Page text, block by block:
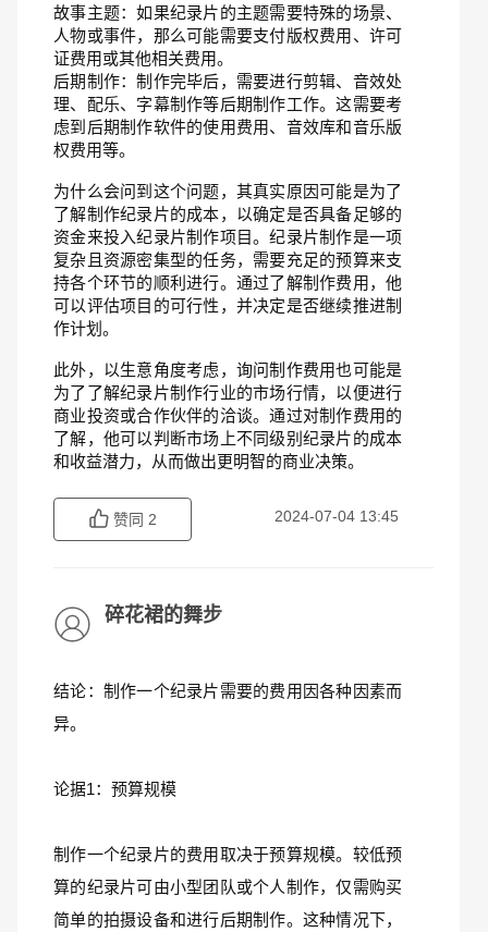
故事主题：如果纪录片的主题需要特殊的场景、
人物或事件，那么可能需要支付版权费用、许可
证费用或其他相关费用。
后期制作：制作完毕后，需要进行剪辑、音效处
理、配乐、字幕制作等后期制作工作。这需要考
虑到后期制作软件的使用费用、音效库和音乐版
权费用等。
为什么会问到这个问题，其真实原因可能是为了
了解制作纪录片的成本，以确定是否具备足够的
资金来投入纪录片制作项目。纪录片制作是一项
复杂且资源密集型的任务，需要充足的预算来支
持各个环节的顺利进行。通过了解制作费用，他
可以评估项目的可行性，并决定是否继续推进制
作计划。
此外，以生意角度考虑，询问制作费用也可能是
为了了解纪录片制作行业的市场行情，以便进行
商业投资或合作伙伴的洽谈。通过对制作费用的
了解，他可以判断市场上不同级别纪录片的成本
和收益潜力，从而做出更明智的商业决策。
赞同 2 2024-07-04 13:45
碎花裙的舞步
结论：制作一个纪录片需要的费用因各种因素而
异。
论据1：预算规模
制作一个纪录片的费用取决于预算规模。较低预
算的纪录片可由小型团队或个人制作，仅需购买
简单的拍摄设备和进行后期制作。这种情况下，